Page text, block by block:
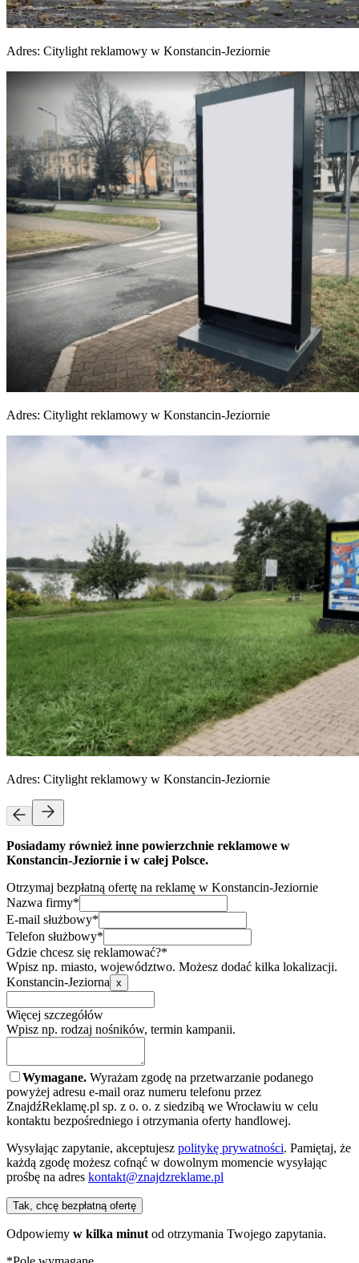
Adres: Citylight reklamowy w Konstancin-Jeziornie
Adres: Citylight reklamowy w Konstancin-Jeziornie
Adres: Citylight reklamowy w Konstancin-Jeziornie
Posiadamy również inne powierzchnie reklamowe w
Konstancin-Jeziornie i w całej Polsce.
Otrzymaj bezpłatną ofertę na reklamę w Konstancin-Jeziornie
Nazwa firmy*
E-mail służbowy*
Telefon służbowy*
Gdzie chcesz się reklamować?*
Wpisz np. miasto, województwo. Możesz dodać kilka lokalizacji.
Konstancin-Jeziorna x
Więcej szczegółów
Wpisz np. rodzaj nośników, termin kampanii.
Wymagane. Wyrażam zgodę na przetwarzanie podanego
powyżej adresu e-mail oraz numeru telefonu przez
ZnajdźReklamę.pl sp. z o. o. z siedzibą we Wrocławiu w celu
kontaktu bezpośredniego i otrzymania oferty handlowej.
Wysyłając zapytanie, akceptujesz politykę prywatności. Pamiętaj, że
każdą zgodę możesz cofnąć w dowolnym momencie wysyłając
prośbę na adres kontakt@znajdzreklame.pl
Tak, chcę bezpłatną ofertę
Odpowiemy w kilka minut od otrzymania Twojego zapytania.